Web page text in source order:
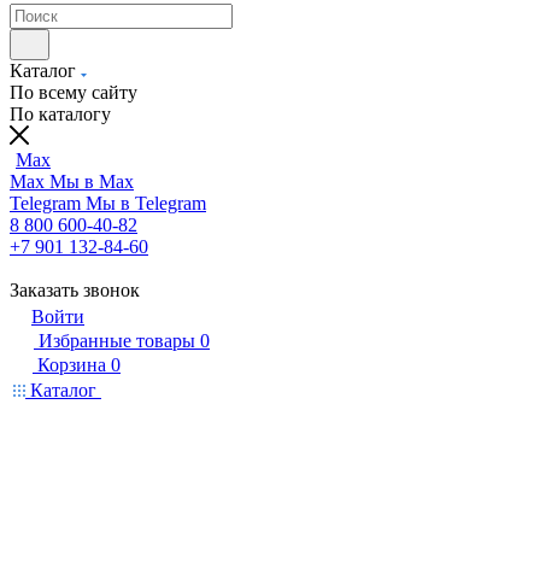
Каталог
По всему сайту
По каталогу
Max
Max Мы в Max
Telegram Мы в Telegram
8 800 600-40-82
+7 901 132-84-60
Заказать звонок
Войти
Избранные товары 0
Корзина 0
Каталог